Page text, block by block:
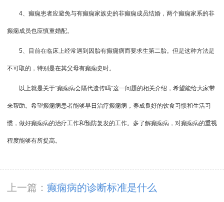
4、癫痫患者应避免与有癫痫家族史的非癫痫成员结婚，两个癫痫家系的非
癫痫成员也应慎重婚配。
5、目前在临床上经常遇到因胎有癫痫病而要求生第二胎。但是这种方法是
不可取的，特别是在其父母有癫痫史时。
以上就是关于“癫痫病会隔代遗传吗”这一问题的相关介绍，希望能给大家带
来帮助。希望癫痫病患者能够早日治疗癫痫病，养成良好的饮食习惯和生活习
惯，做好癫痫病的治疗工作和预防复发的工作。多了解癫痫病，对癫痫病的重视
程度能够有所提高。
上一篇： 癫痫病的诊断标准是什么